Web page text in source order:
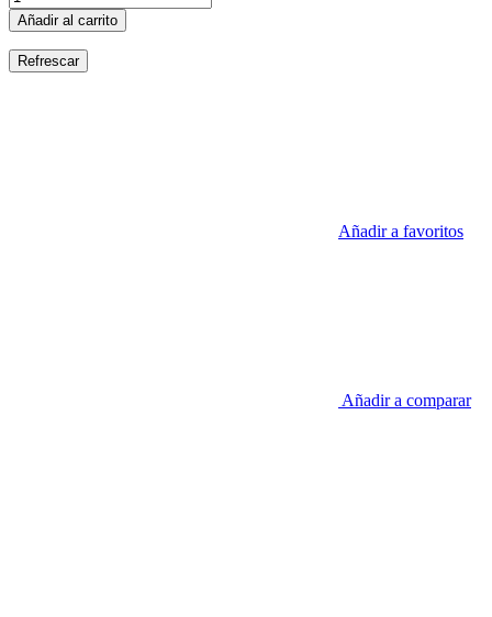
Añadir al carrito
Añadir a favoritos
Añadir a comparar